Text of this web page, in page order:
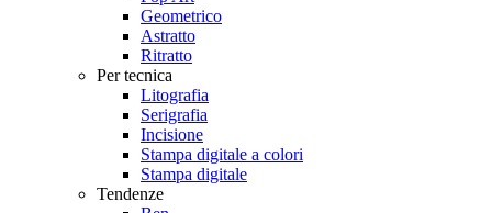
Geometrico
Astratto
Ritratto
Per tecnica
Litografia
Serigrafia
Incisione
Stampa digitale a colori
Stampa digitale
Tendenze